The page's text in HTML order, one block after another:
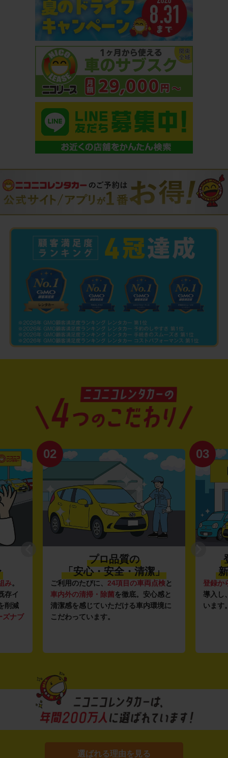
み。
存イ
削減
ズナブ
02
プロ品質の
「安心・安全・清潔」
ご利用のたびに、 24項目の車両点検と
車内外の清掃・除菌を徹底。安心感と
清潔感を感じていただける車内環境に
こだわっています。
03
登録か
導入し
います
選ばれる理由を見る